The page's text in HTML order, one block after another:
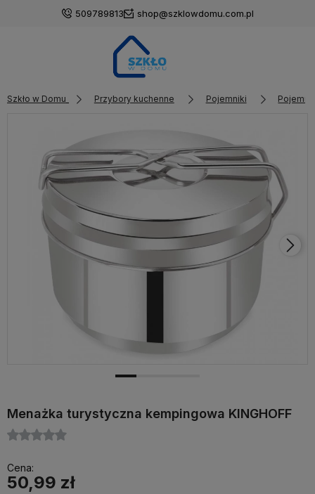
509789813 shop@szklowdomu.com.pl
Szkło w Domu Przybory kuchenne Pojemniki
Menażka turystyczna kempingowa KINGHOFF
Cena:
50,99 zł